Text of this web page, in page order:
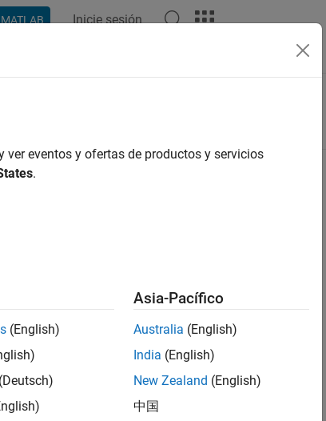
Inicie sesión
eventos y ofertas de productos y servicios
.
(English)
(Deutsch)
Asia-Pacífico
Australia (English)
India (English)
New Zealand (English)
中国